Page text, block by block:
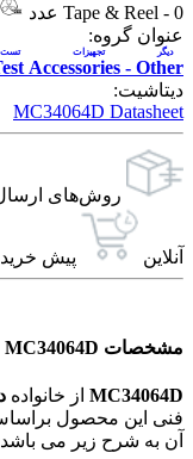
Tape & Reel - 0 عدد
عنوان گروه:
Accessories - Other
ديگر تجهيزات تست
دیتاشیت:
MC34064D Datasheet
روش‌های
آنلاین پیش خرید
مشخصات MC34064D
MC34064D از خانواده
فنی این محصول
آن به شرح زیر می